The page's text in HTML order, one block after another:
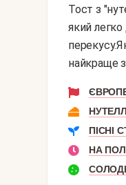
Тост з "нутеллою" і маршмеллоу - відмінний варіант смачного і солодкого сніданку, приготувати
який легко
найкраще
ПІСНІ
НА